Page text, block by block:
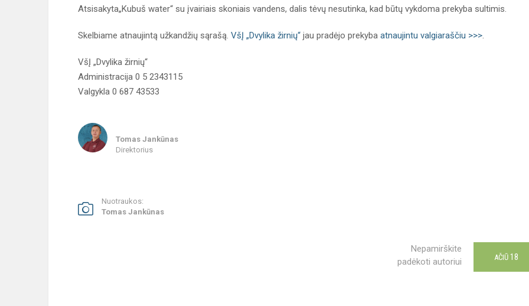
Atsisakyta„Kubuš water“ su įvairiais skoniais vandens, dalis tėvų nesutinka, kad būtų vykdoma prekyba sultimis.
Skelbiame atnaujintą užkandžių sąrašą. VšĮ „Dvylika žirnių“ jau pradėjo prekyba atnaujintu valgiaraščiu >>>.
VšĮ „Dvylika žirnių“
Administracija 0 5 2343115
Valgykla 0 687 43533
Tomas Jankūnas
Direktorius
Nuotraukos:
Tomas Jankūnas
Nepamirškite
padėkoti autoriui
AČIŪ 18